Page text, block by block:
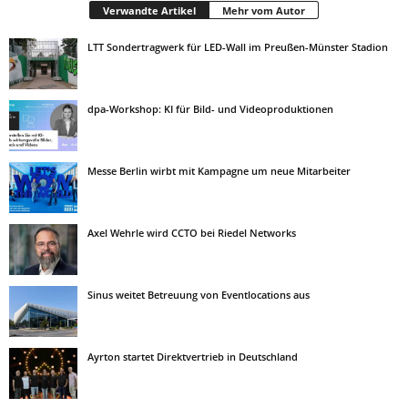
Verwandte Artikel Mehr vom Autor
LTT Sondertragwerk für LED-Wall im Preußen-Münster Stadion
dpa-Workshop: KI für Bild- und Videoproduktionen
Messe Berlin wirbt mit Kampagne um neue Mitarbeiter
Axel Wehrle wird CCTO bei Riedel Networks
Sinus weitet Betreuung von Eventlocations aus
Ayrton startet Direktvertrieb in Deutschland